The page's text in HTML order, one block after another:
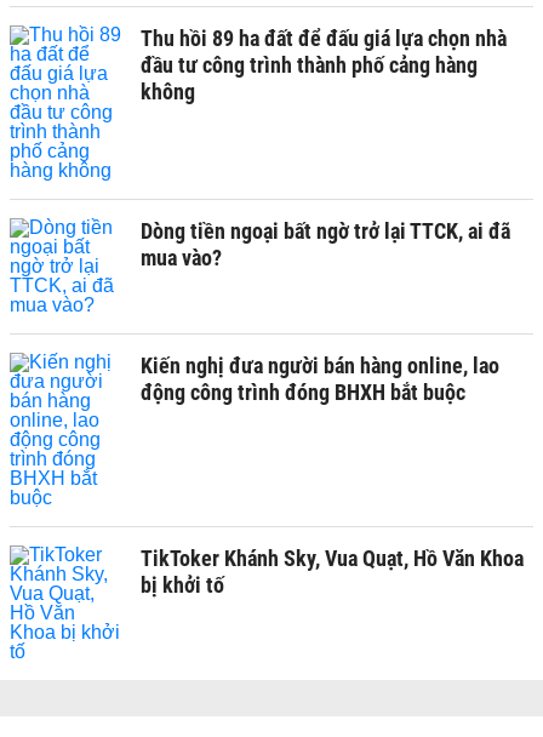
Thu hồi 89 ha đất để đấu giá lựa chọn nhà
đầu tư công trình thành phố cảng hàng
không
Dòng tiền ngoại bất ngờ trở lại TTCK, ai đã
mua vào?
Kiến nghị đưa người bán hàng online, lao
động công trình đóng BHXH bắt buộc
TikToker Khánh Sky, Vua Quạt, Hồ Văn Khoa
bị khởi tố